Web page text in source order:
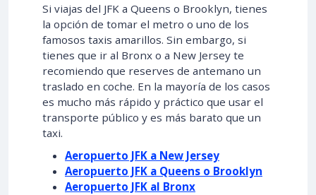
Si viajas del JFK a Queens o Brooklyn, tienes
la opción de tomar el metro o uno de los
famosos taxis amarillos. Sin embargo, si
tienes que ir al Bronx o a New Jersey te
recomiendo que reserves de antemano un
traslado en coche. En la mayoría de los casos
es mucho más rápido y práctico que usar el
transporte público y es más barato que un
taxi.
Aeropuerto JFK a New Jersey
Aeropuerto JFK a Queens o Brooklyn
Aeropuerto JFK al Bronx